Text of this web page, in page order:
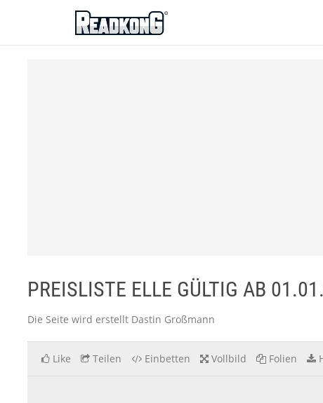
ReadkonG
PREISLISTE ELLE GÜLTIG AB
Die Seite wird erstellt Dastin Großmann
Like Teilen Einbetten Vollbild Folien